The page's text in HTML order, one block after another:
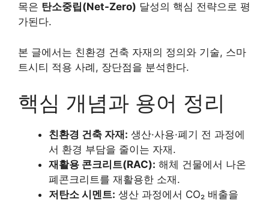
목은 탄소중립(Net-Zero) 달성의 핵심 전략으로 평
가된다.
본 글에서는 친환경 건축 자재의 정의와 기술, 스마
트시티 적용 사례, 장단점을 분석한다.
핵심 개념과 용어 정리
친환경 건축 자재: 생산·사용·폐기 전 과정에
서 환경 부담을 줄이는 자재.
재활용 콘크리트(RAC): 해체 건물에서 나온
폐콘크리트를 재활용한 소재.
저탄소 시멘트: 생산 과정에서 CO₂ 배출을